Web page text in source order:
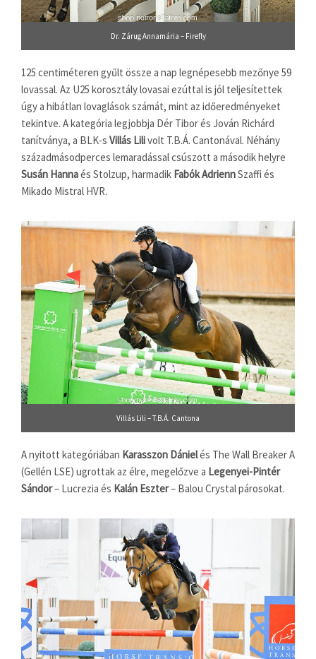
Dr. Zárug Annamária – Firefly
125 centiméteren gyűlt össze a nap legnépesebb mezőnye 59
lovassal. Az U25 korosztály lovasai ezúttal is jól teljesítettek
úgy a hibátlan lovaglások számát, mint az időeredményeket
tekintve. A kategória legjobbja Dér Tibor és Jován Richárd
tanítványa, a BLK-s Villás Lilivolt T.B.Á. Cantonával. Néhány
századmásodperces lemaradással csúszott a második helyre
Susán Hannaés Stolzup, harmadik Fabók AdriennSzaffi és
Mikado Mistral HVR.
Villás Lili – T.B.Á. Cantona
A nyitott kategóriában Karasszon Dánielés The Wall Breaker A
(Gellén LSE) ugrottak az élre, megelőzve a Legenyei-Pintér
Sándor– Lucrezia és Kalán Eszter– Balou Crystal párosokat.